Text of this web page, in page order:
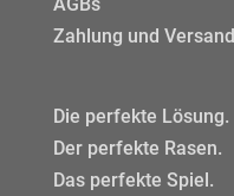
Zahlung und Versand
Die perfekte Lösung.
Der perfekte Rasen.
Das perfekte Spiel.